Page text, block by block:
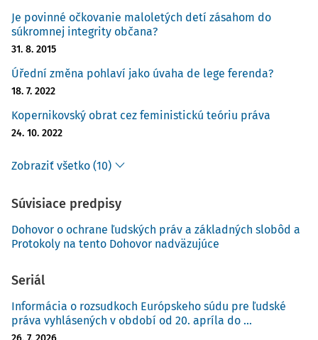
Je povinné očkovanie maloletých detí zásahom do
súkromnej integrity občana?
31. 8. 2015
Úřední změna pohlaví jako úvaha de lege ferenda?
18. 7. 2022
Kopernikovský obrat cez feministickú teóriu práva
24. 10. 2022
Zobraziť všetko (10)
Súvisiace predpisy
Dohovor o ochrane ľudských práv a základných slobôd a
Protokoly na tento Dohovor nadväzujúce
Seriál
Informácia o rozsudkoch Európskeho súdu pre ľudské
práva vyhlásených v období od 20. apríla do ...